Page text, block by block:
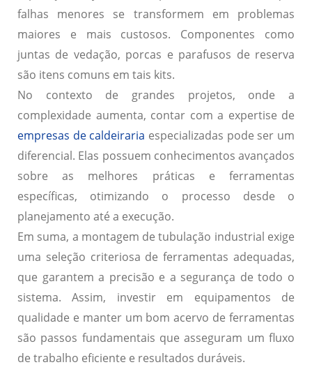
falhas menores se transformem em problemas
maiores e mais custosos. Componentes como
juntas de vedação, porcas e parafusos de reserva
são itens comuns em tais kits.
No contexto de grandes projetos, onde a
complexidade aumenta, contar com a expertise de
empresas de caldeiraria especializadas pode ser um
diferencial. Elas possuem conhecimentos avançados
sobre as melhores práticas e ferramentas
específicas, otimizando o processo desde o
planejamento até a execução.
Em suma, a montagem de tubulação industrial exige
uma seleção criteriosa de ferramentas adequadas,
que garantem a precisão e a segurança de todo o
sistema. Assim, investir em equipamentos de
qualidade e manter um bom acervo de ferramentas
são passos fundamentais que asseguram um fluxo
de trabalho eficiente e resultados duráveis.